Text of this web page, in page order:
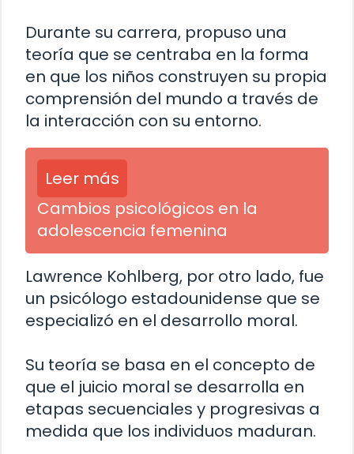
Durante su carrera, propuso una
teoría que se centraba en la forma
en que los niños construyen su propia
comprensión del mundo a través de
la interacción con su entorno.
Leer más
Cambios psicológicos en la
adolescencia femenina
Lawrence Kohlberg, por otro lado, fue
un psicólogo estadounidense que se
especializó en el desarrollo moral.
Su teoría se basa en el concepto de
que el juicio moral se desarrolla en
etapas secuenciales y progresivas a
medida que los individuos maduran.